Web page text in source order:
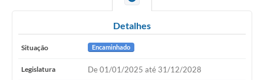
Detalhes
Situação Encaminhado
Legislatura De 01/01/2025 até 31/12/2028